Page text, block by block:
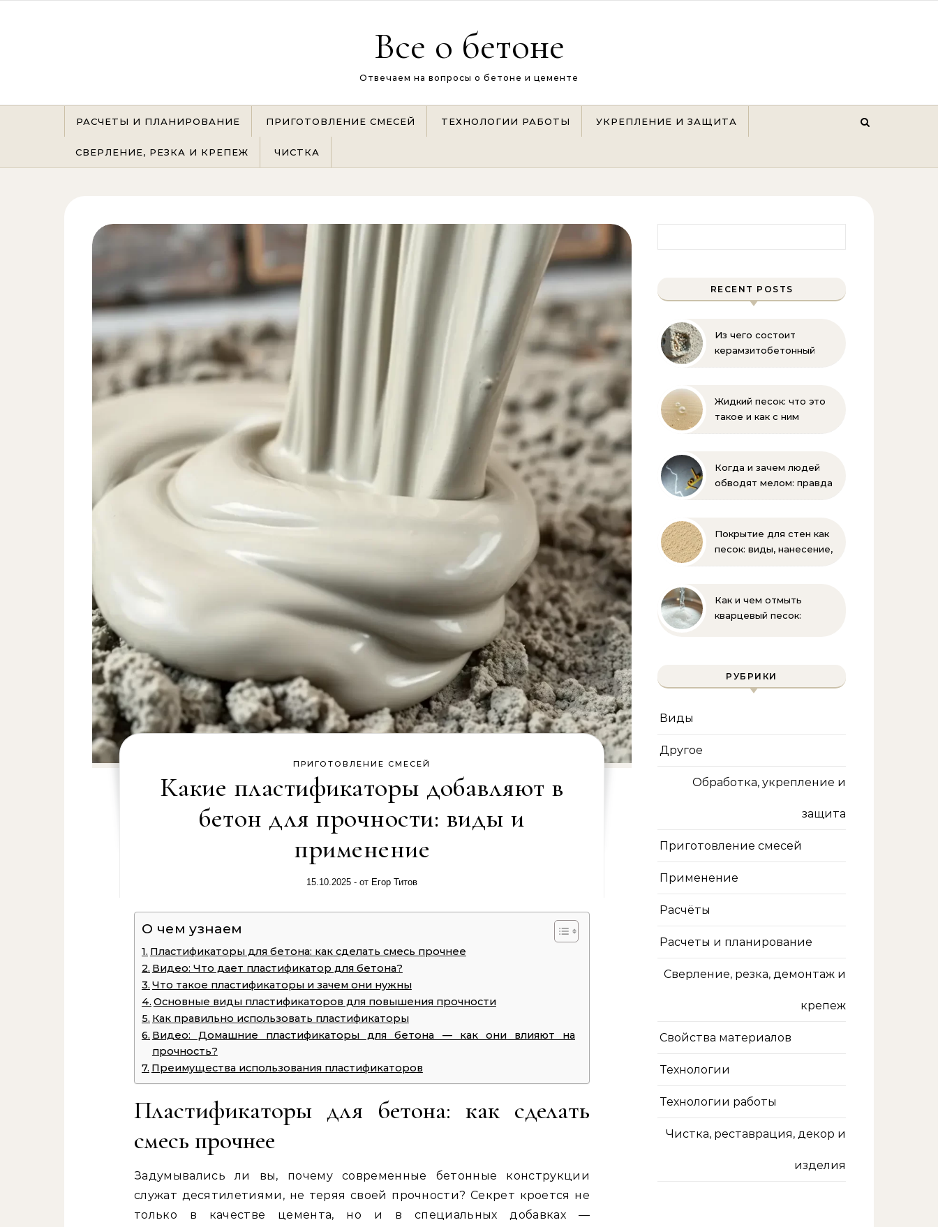
Все о бетоне
Отвечаем на вопросы о бетоне и цементе
РАСЧЕТЫ И ПЛАНИРОВАНИЕ ПРИГОТОВЛЕНИЕ СМЕСЕЙ ТЕХНОЛОГИИ РАБОТЫ УКРЕПЛЕНИЕ И ЗАЩИТА
СВЕРЛЕНИЕ, РЕЗКА И КРЕПЕЖ ЧИСТКА
ПРИГОТОВЛЕНИЕ СМЕСЕЙ
Какие пластификаторы добавляют в
бетон для прочности: виды и
применение
15.10.2025 - от Егор Титов
О чем узнаем
Пластификаторы для бетона: как сделать смесь прочнее
Видео: Что дает пластификатор для бетона?
Что такое пластификаторы и зачем они нужны
Основные виды пластификаторов для повышения прочности
Как правильно использовать пластификаторы
Видео: Домашние пластификаторы для бетона — как они влияют на
прочность?
Преимущества использования пластификаторов
Пластификаторы для бетона: как сделать
смесь прочнее
Задумывались ли вы, почему современные бетонные конструкции
служат десятилетиями, не теряя своей прочности? Секрет кроется не
только в качестве цемента, но и в специальных добавках —
RECENT POSTS
Из чего состоит
керамзитобетонный
Жидкий песок: что это
такое и как с ним
Когда и зачем людей
обводят мелом: правда
Покрытие для стен как
песок: виды, нанесение,
Как и чем отмыть
кварцевый песок:
РУБРИКИ
Виды
Другое
Обработка, укрепление и
защита
Приготовление смесей
Применение
Расчёты
Расчеты и планирование
Сверление, резка, демонтаж и
крепеж
Свойства материалов
Технологии
Технологии работы
Чистка, реставрация, декор и
изделия